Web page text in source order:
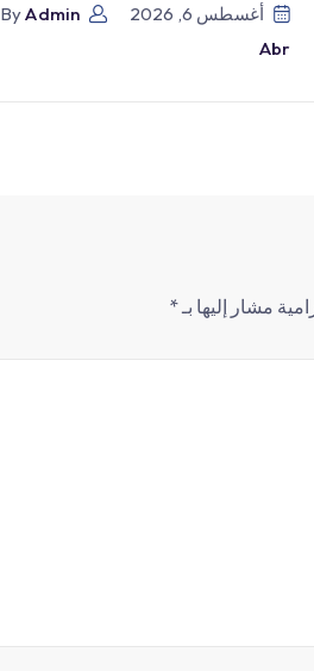
أغسطس 6, 2026 ByAdmin
Abr
مشار إليها بـ*